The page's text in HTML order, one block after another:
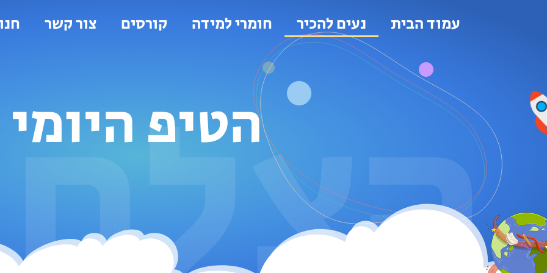
עמוד הבית נעים להכיר חומרי למידה
קורסים ומערכי שיעור
למורים ולמורות
חומרי למידה בשפה
חומרי למידה בחשבון
אני וסבתא מזל
להורים
קורסים צור קשר
הטיפ היומי